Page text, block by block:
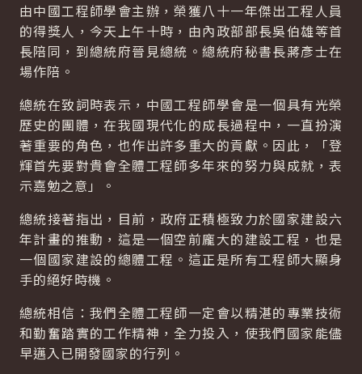
由中國工程師學會主辦，榮獲八十一年傑出工程人員
的得獎人，今天上午十時，由內政部部長吳伯雄等首
長陪同，到總統府晉見總統。總統府秘書長蔣彥士在
場作陪。
總統在致詞時表示，中國工程師學會是一個具有光榮
歷史的團體，在我國現代化的成長過程中，一直扮演
著重要的角色，也作出許多重大的貢獻。因此，「登
輝首先要對貴會全體工程師多年來的努力與成就，表
示嘉勉之意」。
總統接著指出，目前，政府正積極致力於國家建設六
年計畫的推動，這是一個空前龐大的建設工程，也是
一個國家建設的總體工程。這正是所有工程師大顯身
手的絕好時機。
總統相信：我們全體工程師一定會以精湛的專業技術
和勤奮踏實的工作精神，全力投入，使我們國家能儘
早邁入已開發國家的行列。